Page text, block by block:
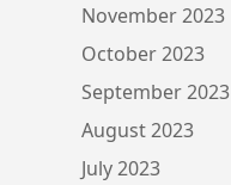
November 2023
October 2023
September 2023
August 2023
July 2023